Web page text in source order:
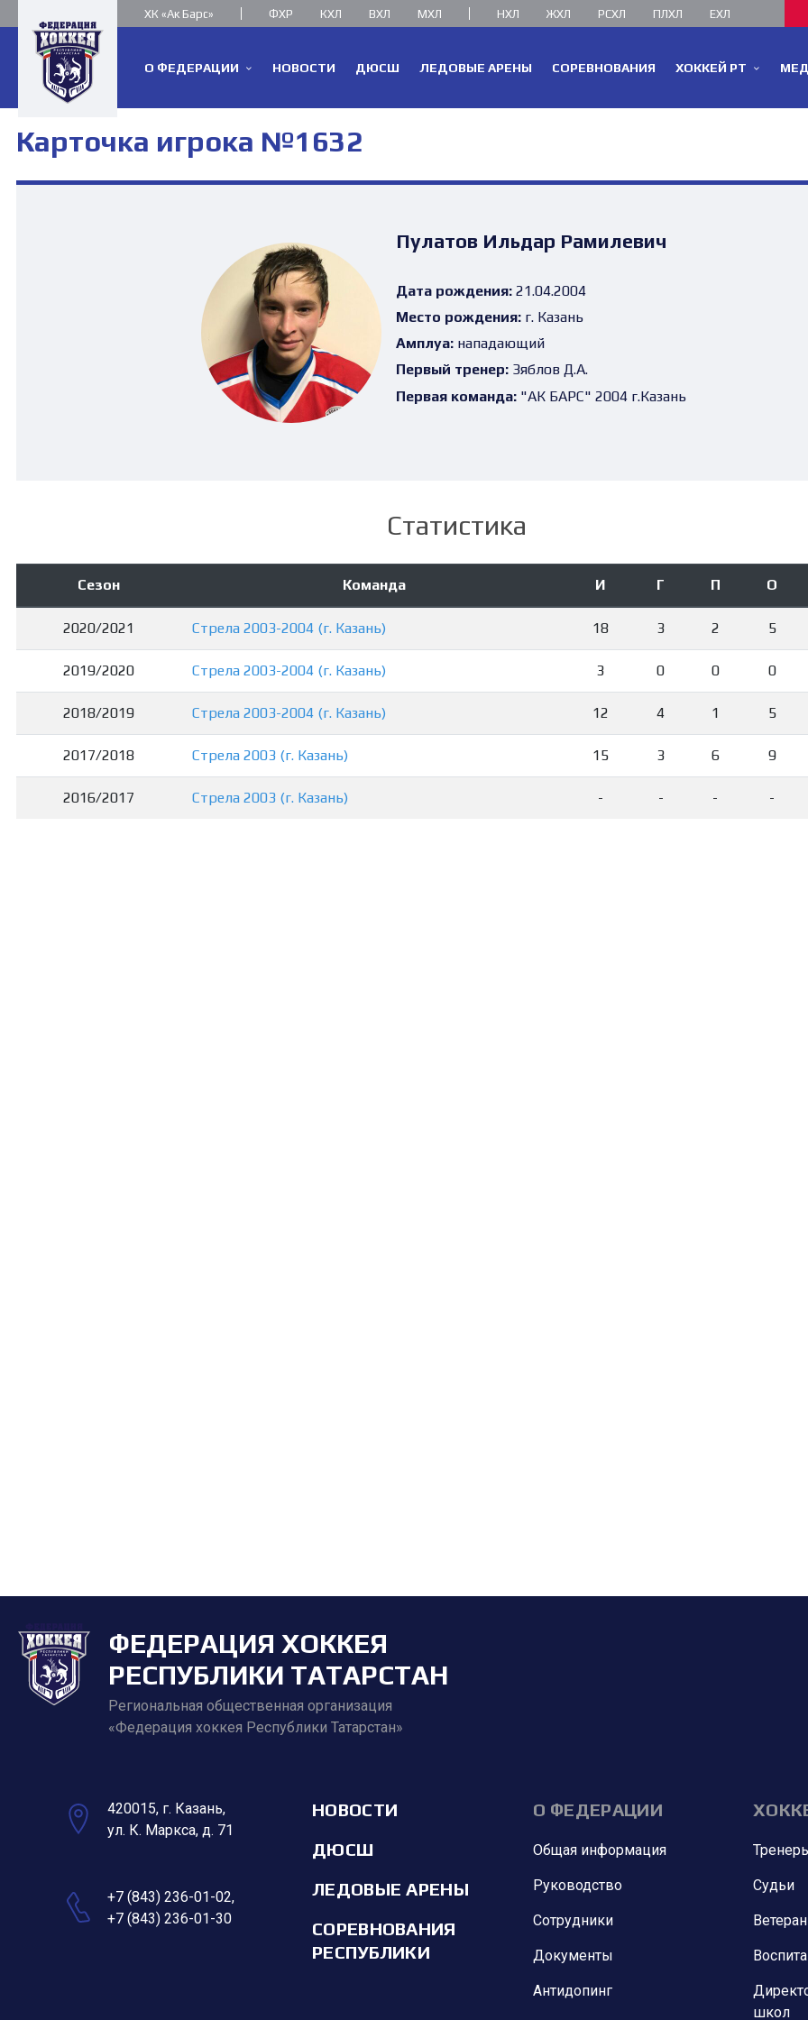
ХК «Ак Барс» ФХР КХЛ ВХЛ МХЛ НХЛ ЖХЛ РСХЛ ПЛХЛ ЕХЛ
О ФЕДЕРАЦИИ НОВОСТИ ДЮСШ ЛЕДОВЫЕ АРЕНЫ СОРЕВНОВАНИЯ ХОККЕЙ РТ
Карточка игрока №1632
Пулатов Ильдар Рамилевич
Дата рождения:21.04.2004
Место рождения:г. Казань
Амплуа:нападающий
Первый тренер:Зяблов Д.А.
Первая команда:"АК БАРС" 2004 г.Казань
Статистика
Сезон Команда И Г П О
2020/2021 Стрела 2003-2004 (г. Казань) 18 3 2 5
2019/2020 Стрела 2003-2004 (г. Казань) 3 0 0 0
2018/2019 Стрела 2003-2004 (г. Казань) 12 4 1 5
2017/2018 Стрела 2003 (г. Казань) 15 3 6 9
2016/2017 Стрела 2003 (г. Казань) - - - -
ФЕДЕРАЦИЯ ХОККЕЯ
РЕСПУБЛИКИ ТАТАРСТАН
Региональная общественная организация
«Федерация хоккея Республики Татарстан»
420015, г. Казань,
ул. К. Маркса, д. 71
+7 (843) 236-01-02,
+7 (843) 236-01-30
НОВОСТИ
ДЮСШ
ЛЕДОВЫЕ АРЕНЫ
СОРЕВНОВАНИЯ
РЕСПУБЛИКИ
О ФЕДЕРАЦИИ
Общая информация
Руководство
Сотрудники
Документы
Антидопинг
Судьи
школ